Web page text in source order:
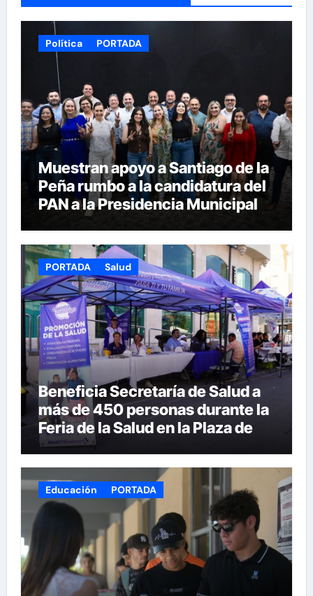
Política PORTADA
Muestran apoyo a Santiago de la
Peña rumbo a la candidatura del
PAN a la Presidencia Municipal
PORTADA Salud
Beneficia Secretaría de Salud a
más de 450 personas durante la
Feria de la Salud en la Plaza de
Armas
Educación PORTADA